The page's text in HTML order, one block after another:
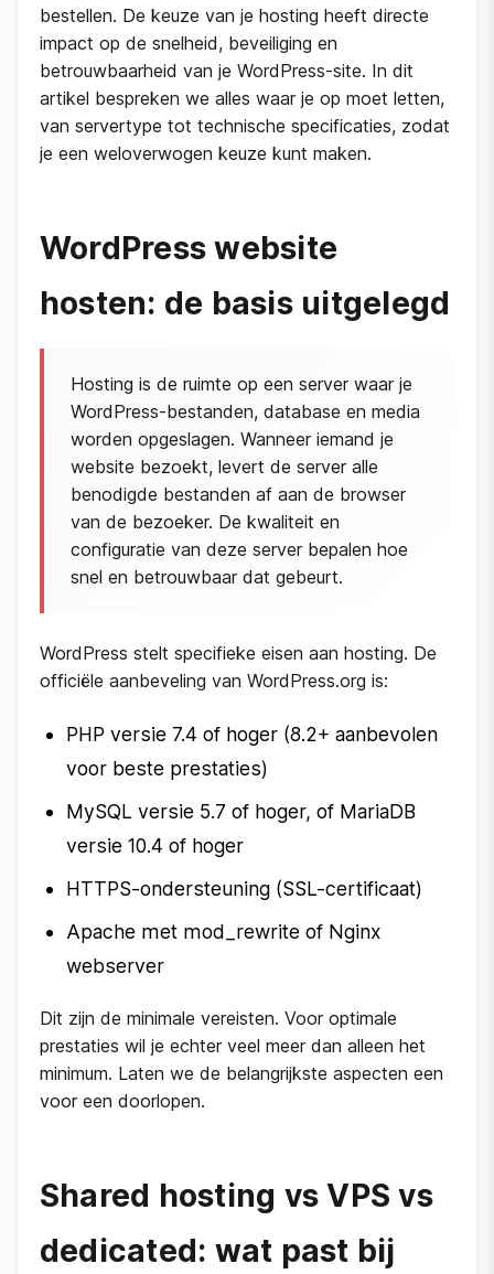
bestellen. De keuze van je hosting heeft directe
impact op de snelheid, beveiliging en
betrouwbaarheid van je WordPress-site. In dit
artikel bespreken we alles waar je op moet letten,
van servertype tot technische specificaties, zodat
je een weloverwogen keuze kunt maken.
WordPress website
hosten: de basis uitgelegd
Hosting is de ruimte op een server waar je
WordPress-bestanden, database en media
worden opgeslagen. Wanneer iemand je
website bezoekt, levert de server alle
benodigde bestanden af aan de browser
van de bezoeker. De kwaliteit en
configuratie van deze server bepalen hoe
snel en betrouwbaar dat gebeurt.
WordPress stelt specifieke eisen aan hosting. De
officiële aanbeveling van WordPress.org is:
PHP versie 7.4 of hoger (8.2+ aanbevolen
voor beste prestaties)
MySQL versie 5.7 of hoger, of MariaDB
versie 10.4 of hoger
HTTPS-ondersteuning (SSL-certificaat)
Apache met mod_rewrite of Nginx
webserver
Dit zijn de minimale vereisten. Voor optimale
prestaties wil je echter veel meer dan alleen het
minimum. Laten we de belangrijkste aspecten een
voor een doorlopen.
Shared hosting vs VPS vs
dedicated: wat past bij